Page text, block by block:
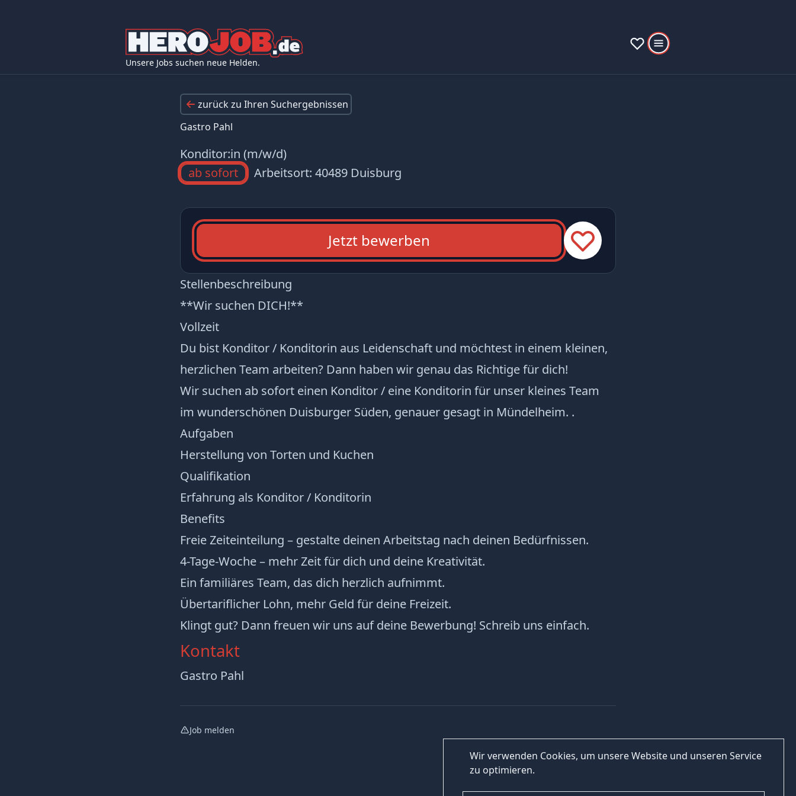
Wir verwenden Cookies, um unsere Website und unseren Service
zu optimieren.
Unsere Jobs suchen neue Helden.
zurück zu Ihren Suchergebnissen
Gastro Pahl
Konditor:in (m/w/d)
ab sofort
Arbeitsort: 40489 Duisburg
Jetzt bewerben
Stellenbeschreibung
**Wir suchen DICH!**
Vollzeit
Du bist Konditor / Konditorin aus Leidenschaft und möchtest in einem kleinen,
herzlichen Team arbeiten? Dann haben wir genau das Richtige für dich!
Wir suchen ab sofort einen Konditor / eine Konditorin für unser kleines Team
im wunderschönen Duisburger Süden, genauer gesagt in Mündelheim. .
Aufgaben
Herstellung von Torten und Kuchen
Qualifikation
Erfahrung als Konditor / Konditorin
Benefits
Freie Zeiteinteilung – gestalte deinen Arbeitstag nach deinen Bedürfnissen.
4-Tage-Woche – mehr Zeit für dich und deine Kreativität.
Ein familiäres Team, das dich herzlich aufnimmt.
Übertariflicher Lohn, mehr Geld für deine Freizeit.
Klingt gut? Dann freuen wir uns auf deine Bewerbung! Schreib uns einfach.
Kontakt
Gastro Pahl
Job melden